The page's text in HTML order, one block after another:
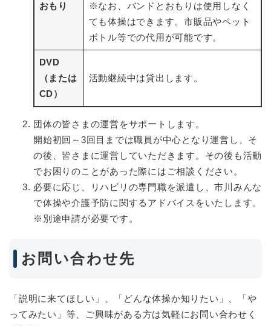
おもり
※なお、バンドとおもりは使用しなく
ても体操はできます。市販品やペット
ボトル等での代用が可能です。
DVD
（または
CD）
活動継続中は貸出します。
団体の皆さまの運営をサポートします。
開始初回～3回目までは職員が中心となり運営し、そ
の後、皆さまに運営していただきます。その後も活動
でお困りのことがあった際にはご相談ください。
必要に応じ、リハビリの専門職を派遣し、市川みんな
で体操や介護予防に関するアドバイスをいたします。
※別途申請が必要です。
お問い合わせ先
「説明に来てほしい」、「どんな体操か知りたい」、「や
ってみたい」等、ご興味がある方は気軽にお問い合わせく